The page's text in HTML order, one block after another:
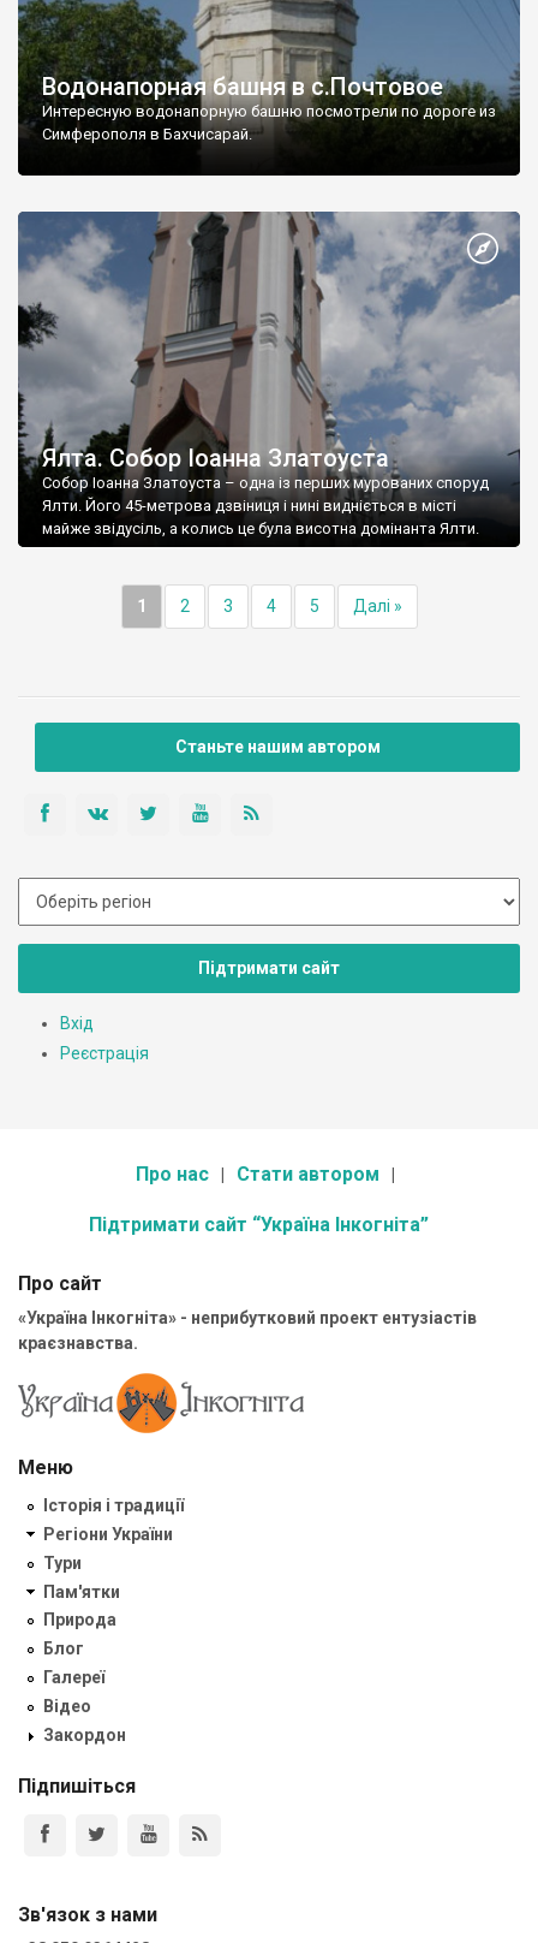
Водонапорная башня в с.Почтовое
Интересную водонапорную башню посмотрели по дороге из
Симферополя в Бахчисарай.
Ялта. Собор Іоанна Златоуста
Собор Іоанна Златоуста – одна із перших мурованих споруд
Ялти. Його 45-метрова дзвіниця і нині видніється в місті
майже звідусіль, а колись це була висотна домінанта Ялти.
1 2 3 4 5 Далі »
Станьте нашим автором
Підтримати сайт
Вхід
Реєстрація
Про нас Стати автором
Підтримати сайт “Україна Інкогніта”
Про сайт
«Україна Інкогніта» - неприбутковий проект ентузіастів
краєзнавства.
Меню
Історія і традиції
Регіони України
Тури
Пам'ятки
Природа
Блог
Галереї
Відео
Закордон
Підпишіться
Зв'язок з нами